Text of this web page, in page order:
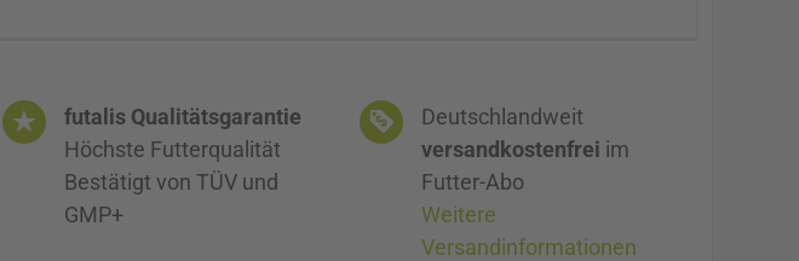
futalis Qualitätsgarantie
Höchste Futterqualität
Bestätigt von TÜV und
GMP+
Deutschlandweit
versandkostenfrei im
Futter-Abo
Weitere
Versandinformationen